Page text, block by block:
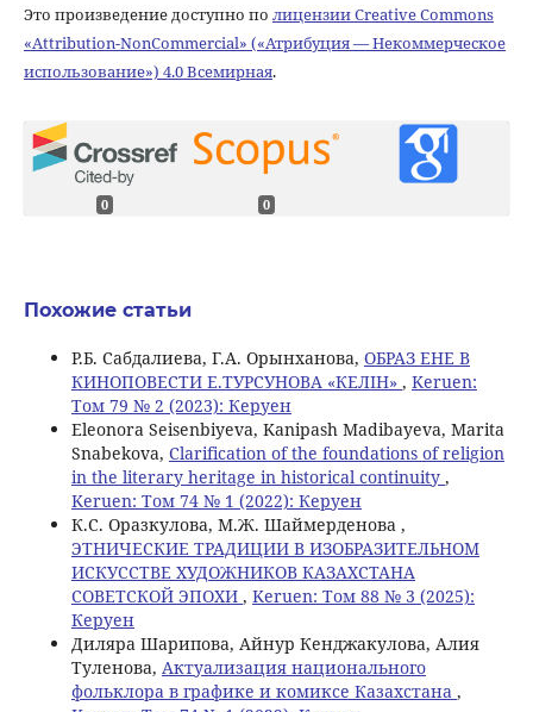
Это произведение доступно по лицензии Creative Commons
«Attribution-NonCommercial» («Атрибуция — Некоммерческое
использование») 4.0 Всемирная.
0 0
Похожие статьи
Р.Б. Сабдалиева, Г.А. Орынханова, ОБРАЗ ЕНЕ В
КИНОПОВЕСТИ Е.ТУРСУНОВА «КЕЛІН» , Keruen:
Том 79 № 2 (2023): Керуен
Eleonora Seisenbiyeva, Kanipash Madibayeva, Marita
Snabekova, Clarification of the foundations of religion
in the literary heritage in historical continuity ,
Keruen: Том 74 № 1 (2022): Керуен
К.С. Оразкулова, М.Ж. Шаймерденова ,
ЭТНИЧЕСКИЕ ТРАДИЦИИ В ИЗОБРАЗИТЕЛЬНОМ
ИСКУССТВЕ ХУДОЖНИКОВ КАЗАХСТАНА
СОВЕТСКОЙ ЭПОХИ , Keruen: Том 88 № 3 (2025):
Керуен
Диляра Шарипова, Айнур Кенджакулова, Алия
Туленова, Актуализация национального
фольклора в графике и комиксе Казахстана ,